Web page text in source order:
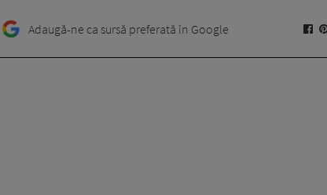
Adaugă-ne ca sursă preferată în Google